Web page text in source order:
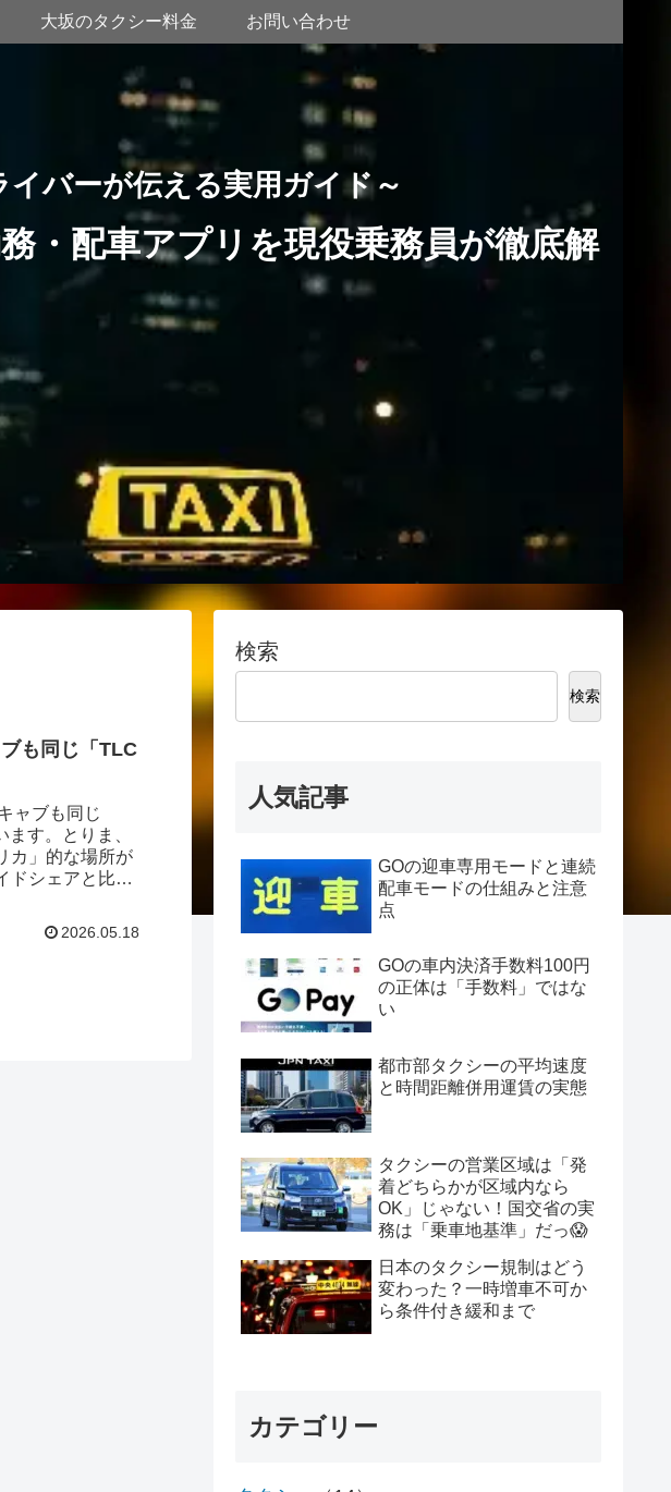
バーが伝える実用ガイド～
・配車アプリを現役乗務員が徹底解
大坂のタクシー料金 お問い合わせ
も同じ「TLC
ャブも同じ
ます。とりま、
カ」的な場所が
ドシェアと比較
2026.05.18
検索
検索
人気記事
GOの迎車専用モードと連続
配車モードの仕組みと注意
点
GOの車内決済手数料100円
の正体は「手数料」ではな
い
都市部タクシーの平均速度
と時間距離併用運賃の実態
タクシーの営業区域は「発
着どちらかが区域内なら
OK」じゃない！国交省の実
務は「乗車地基準」だっ😱
日本のタクシー規制はどう
変わった？一時増車不可か
ら条件付き緩和まで
カテゴリー